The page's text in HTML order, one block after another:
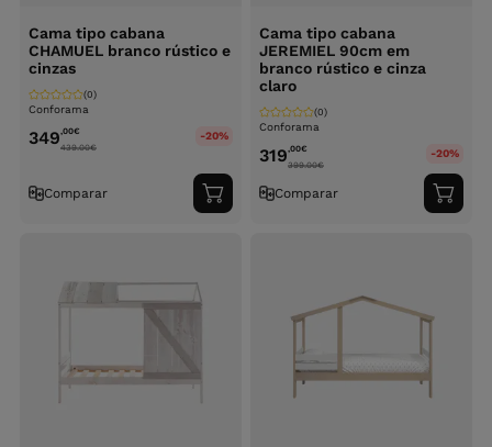
Cama tipo cabana
CHAMUEL branco rústico e
cinzas
Conforama
(0)
349,00€
439.00€
-20%
Comparar
Adicionar
ao
Cama tipo cabana
JEREMIEL 90cm em
branco rústico e cinza
claro
Conforama
(0)
319,00€
399.00€
-20%
Comparar
ao